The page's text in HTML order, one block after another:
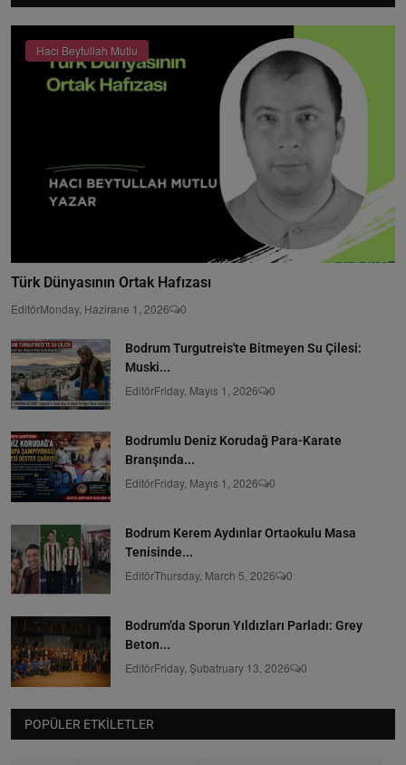
Hacı Beytullah Mutlu
Türk Dünyasının Ortak Hafızası
EditörMonday, Hazirane 1, 2026 0
Bodrum Turgutreis'te Bitmeyen Su Çilesi:
Muski...
EditörFriday, Mayıs 1, 2026 0
Bodrumlu Deniz Korudağ Para-Karate
Branşında...
EditörFriday, Mayıs 1, 2026 0
Bodrum Kerem Aydınlar Ortaokulu Masa
Tenisinde...
EditörThursday, March 5, 2026 0
Bodrum’da Sporun Yıldızları Parladı: Grey
Beton...
EditörFriday, Şubatruary 13, 2026 0
POPÜLER ETKILETLER